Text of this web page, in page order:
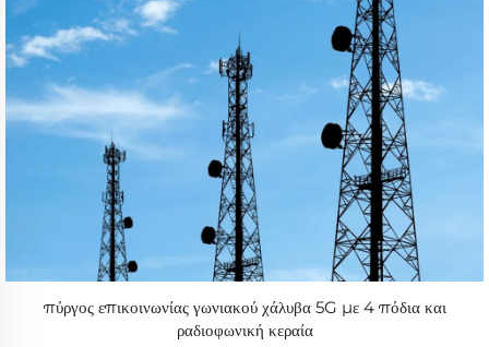
πύργος επικοινωνίας γωνιακού χάλυβα 5G με 4 πόδια και
ραδιοφωνική κεραία